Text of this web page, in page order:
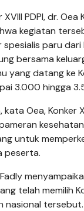
PDPI, dr. Oea
kegiatan
paru
bersama
yang datang ke
3.000 hingga
Oea, Konker
untuk
peserta.
telah memilih
nasional tersebut.